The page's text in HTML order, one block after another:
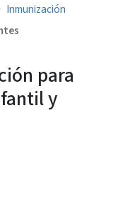
Inmunización
para
y